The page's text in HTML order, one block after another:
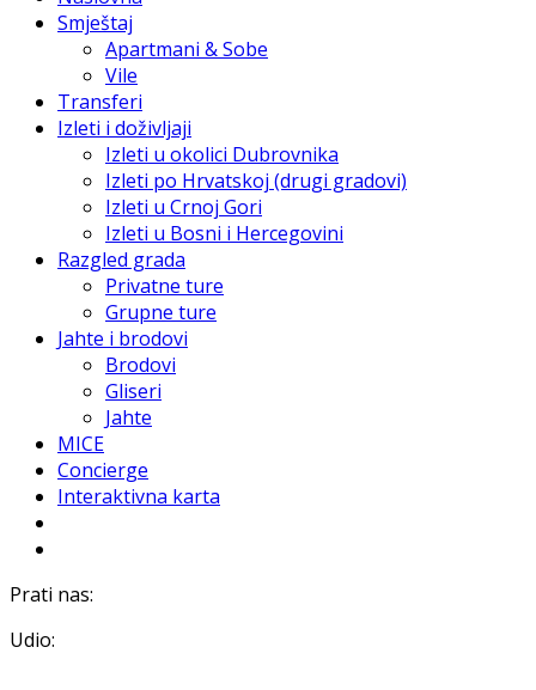
Smještaj
Apartmani & Sobe
Vile
Transferi
Izleti i doživljaji
Izleti u okolici Dubrovnika
Izleti po Hrvatskoj (drugi gradovi)
Izleti u Crnoj Gori
Izleti u Bosni i Hercegovini
Razgled grada
Privatne ture
Grupne ture
Jahte i brodovi
Brodovi
Gliseri
Jahte
MICE
Concierge
Interaktivna karta
Prati nas:
Udio: